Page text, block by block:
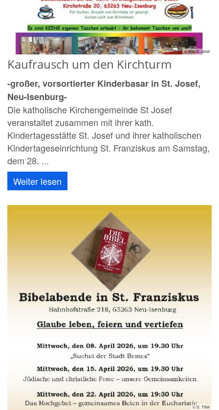
© Kita St. Josef
Kaufrausch um den Kirchturm
-großer, vorsortierter Kinderbasar in St. Josef,
Neu-Isenburg-
Die katholische Kirchengemeinde St Josef
veranstaltet zusammen mit ihrer kath.
Kindertagesstätte St. Josef und ihrer katholischen
Kindertageseinrichtung St. Franziskus am Samstag,
dem 28. ...
Weiter lesen
© D. Thiel